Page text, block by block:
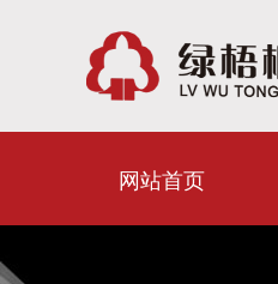
网站首页